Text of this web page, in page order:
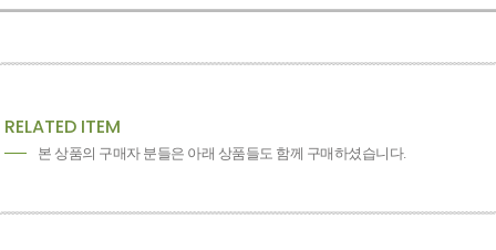
RELATED ITEM
본 상품의 구매자 분들은 아래 상품들도 함께 구매하셨습니다.